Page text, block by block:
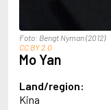
Adamov, Arthur
Adams, Douglas
Adams, Herbert
Adams, Richard
Adbåge, Emma
Foto: Bengt Nyman (2012)
CC BY 2.0
Mo Yan
Land/region:
Kina